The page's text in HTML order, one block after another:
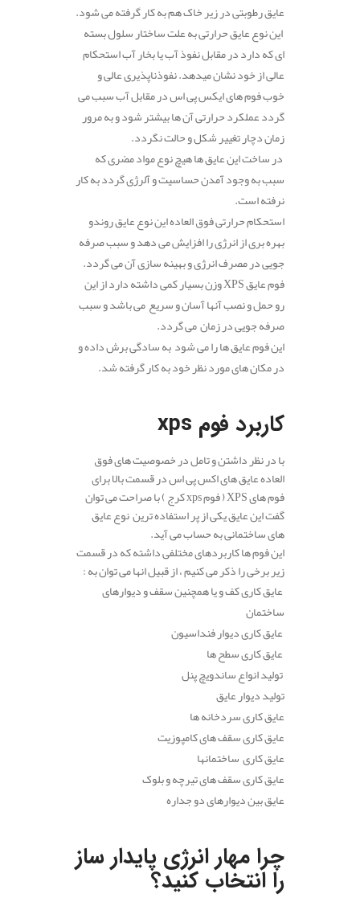
عایق رطوبتی در زیر خاک هم به کار گرفته می شود.
این نوع عایق حرارتی به علت ساختار سلول بسته
ای که دارد در مقابل نفوذ آب یا بخار آب استحکام
عالی از خود نشان میدهد. نفوذناپذیری عالی و
خوب فوم های ایکس پی اس در مقابل آب سبب می
گردد عملکرد حرارتی آن ها بیشتر شود و به مرور
زمان دچار تغییر شکل و حالت نگردد.
در ساخت این عایق ها هیچ نوع مواد مضری که
سبب به وجود آمدن حساسیت و آلرژی گردد به کار
نرفته است.
استحکام حرارتی فوق العاده این نوع عایق روندو
بهره بری از انرژی را افزایش می دهد و سبب صرفه
جویی در مصرف انرژی و بهینه سازی آن می گردد.
فوم عایق XPS وزن بسیار کمی داشته دارد از این
رو حمل و نصب آنها آسان و سریع می باشد و سبب
صرفه جویی در زمان می گردد.
این فوم عایق ها را می شود به سادگی برش داده و
در مکان های مورد نظر خود به کار گرفته شد.
کاربرد فوم xps
با در نظر داشتن و تامل در خصوصیت های فوق
العاده عایق های اکس پی اس در قسمت بالا برای
فوم های XPS ( فوم xps کرج ) با صراحت می توان
گفت این عایق یکی از پر استفاده ترین نوع عایق
های ساختمانی به حساب می آید.
این فوم ها کاربردهای مختلفی داشته که در قسمت
زیر برخی را ذکر می کنیم ، از قبیل انها می توان به :
عایق کاری کف و یا همچنین سقف و دیوارهای
ساختمان
عایق کاری دیوار فنداسیون
عایق کاری سطح ها
تولید انواع ساندویچ پنل
تولید دیوار عایق
عایق کاری سردخانه ها
عایق کاری سقف های کامپوزیت
عایق کاری ساختمانها
عایق کاری سقف های تیرچه و بلوک
عایق بین دیوارهای دو جداره
چرا مهار انرژی پایدار ساز
را انتخاب کنید؟